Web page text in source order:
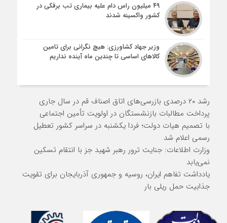
۴۹ میلیون راس دام علیه بیماری تب برفکی در
کشور واکسینه شدند
وزیر جهاد کشاورزی: هیچ نگرانی برای تامین
کالاهای اساسی تا چندین ماه آینده نداریم
رشد ۲۰ درصدی بازرسی‌های اتاق اصناف قم در سال جاری
پرداخت مطالبات بازنشستگان در اولویت تأمین اجتماعی
با تصمیم هیات دولت؛ فردا یکشنبه در سراسر کشور تعطیل
رسمی اعلام شد
وزارت اطلاعات: جنایت ترور رهبر شهید جز با انتقام تسکین
نمی‌یابد
یادداشت تفاهم ایران، روسیه و جمهوری آذربایجان برای تقویت
جذابیت حمل ریلی بار